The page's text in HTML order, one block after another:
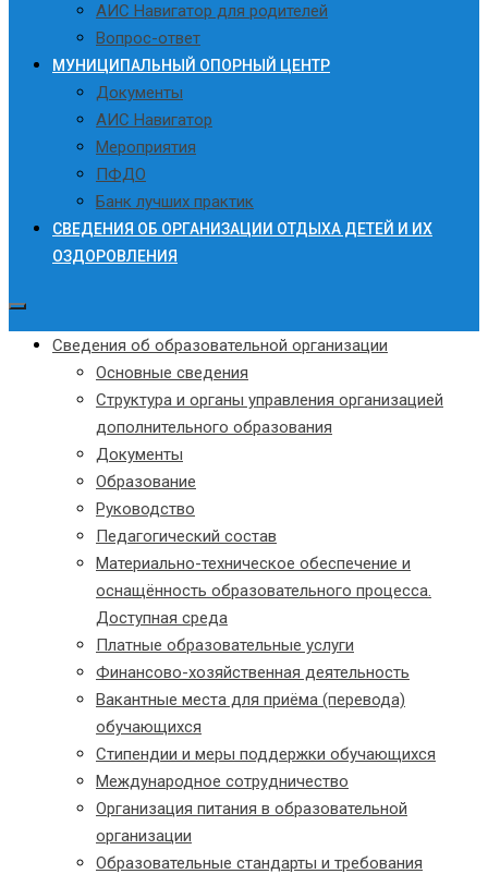
АИС Навигатор для родителей
Вопрос-ответ
МУНИЦИПАЛЬНЫЙ ОПОРНЫЙ ЦЕНТР
Документы
АИС Навигатор
Мероприятия
ПФДО
Банк лучших практик
СВЕДЕНИЯ ОБ ОРГАНИЗАЦИИ ОТДЫХА ДЕТЕЙ И ИХ
ОЗДОРОВЛЕНИЯ
Сведения об образовательной организации
Основные сведения
Структура и органы управления организацией
дополнительного образования
Документы
Образование
Руководство
Педагогический состав
Материально-техническое обеспечение и
оснащённость образовательного процесса.
Доступная среда
Платные образовательные услуги
Финансово-хозяйственная деятельность
Вакантные места для приёма (перевода)
обучающихся
Стипендии и меры поддержки обучающихся
Международное сотрудничество
Организация питания в образовательной
организации
Образовательные стандарты и требования